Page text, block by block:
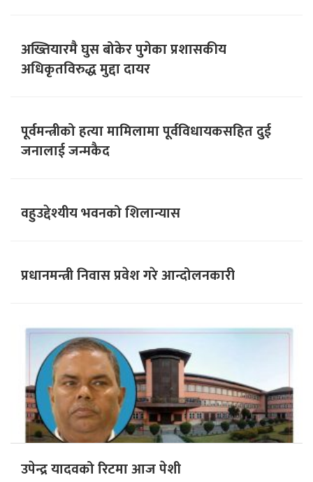
अख्तियारमै घुस बोकेर पुगेका प्रशासकीय
अधिकृतविरुद्ध मुद्दा दायर
पूर्वमन्त्रीको हत्या मामिलामा पूर्वविधायकसहित दुई
जनालाई जन्मकैद
वहुउद्देश्यीय भवनको शिलान्यास
प्रधानमन्त्री निवास प्रवेश गरे आन्दोलनकारी
उपेन्द्र यादवको रिटमा आज पेशी